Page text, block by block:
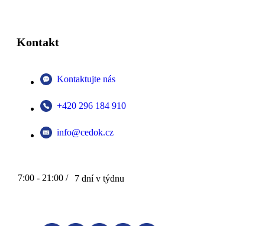
Kontakt
Kontaktujte nás
+420 296 184 910
info@cedok.cz
7:00 - 21:00 / 7 dní v týdnu